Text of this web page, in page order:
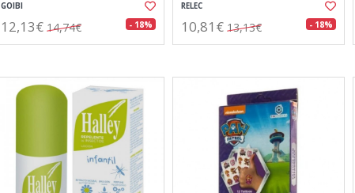
GOIBI
12,13€ 14,74€ - 18%
RELEC
10,81€ 13,13€ - 18%